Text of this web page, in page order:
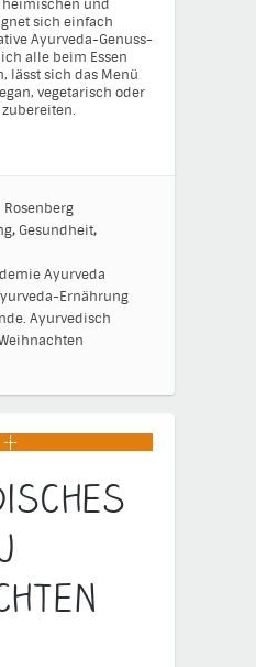
und
sich einfach
Ayurveda-Genuss-
alle beim Essen
lässt sich das Menü
vegetarisch oder
Rosenberg
, Gesundheit,
Ayurveda
Ernährung
Ayurvedisch